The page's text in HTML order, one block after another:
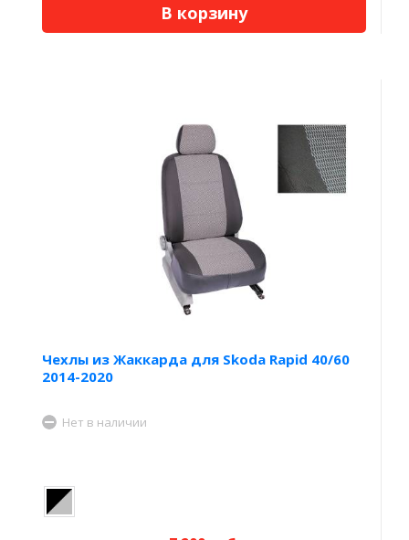
В корзину
Чехлы из Жаккарда для Skoda Rapid 40/60
2014-2020
Нет в наличии